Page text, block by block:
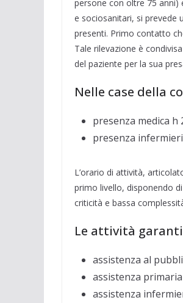
persone con oltre 75 anni)
e sociosanitari, si prevede
presenti. Primo contatto
Tale rilevazione è
del paziente per la sua
Nelle case della
presenza medica
presenza
L’orario di attività,
primo livello, disponendo
criticità e bassa
Le attività
assistenza al
assistenza
assistenza